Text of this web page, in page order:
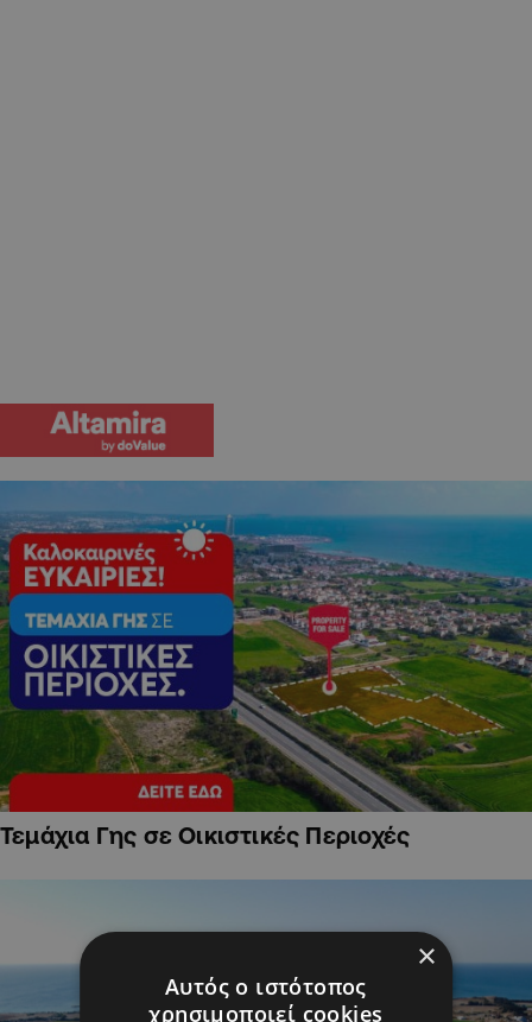
Τεμάχια Γης σε Οικιστικές Περιοχές
×
Αυτός ο ιστότοπος
χρησιμοποιεί cookies